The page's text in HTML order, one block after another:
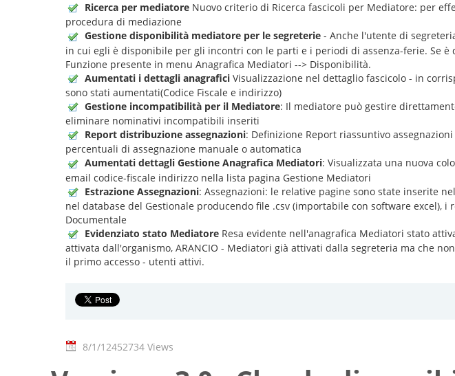
Ricerca per mediatore Nuovo criterio di Ricerca fascicoli per Mediatore: per
procedura di mediazione
Gestione disponibilità mediatore per le segreterie - Anche l'utente di
in cui egli è disponibile per gli incontri con le parti e i periodi di assenza-ferie. Se
Funzione presente in menu Anagrafica Mediatori --> Disponibilità.
Aumentati i dettagli anagrafici Visualizzazione nel dettaglio fascicolo - in
sono stati aumentati(Codice Fiscale e indirizzo)
Gestione incompatibilità per il Mediatore: Il mediatore può gestire
eliminare nominativi incompatibili inseriti
Report distribuzione assegnazioni: Definizione Report riassuntivo
percentuali di assegnazione manuale o automatica
Aumentati dettagli Gestione Anagrafica Mediatori: Visualizzata una nuova
email codice-fiscale indirizzo nella lista pagina Gestione Mediatori
Estrazione Assegnazioni: Assegnazioni: le relative pagine sono state inserite
nel database del Gestionale producendo file .csv (importabile con software
Documentale
Evidenziato stato Mediatore Resa evidente nell'anagrafica Mediatori stato
attivata dall'organismo, ARANCIO - Mediatori già attivati dalla segreteria ma che
il primo accesso - utenti attivi.
8/1/12452734 Views